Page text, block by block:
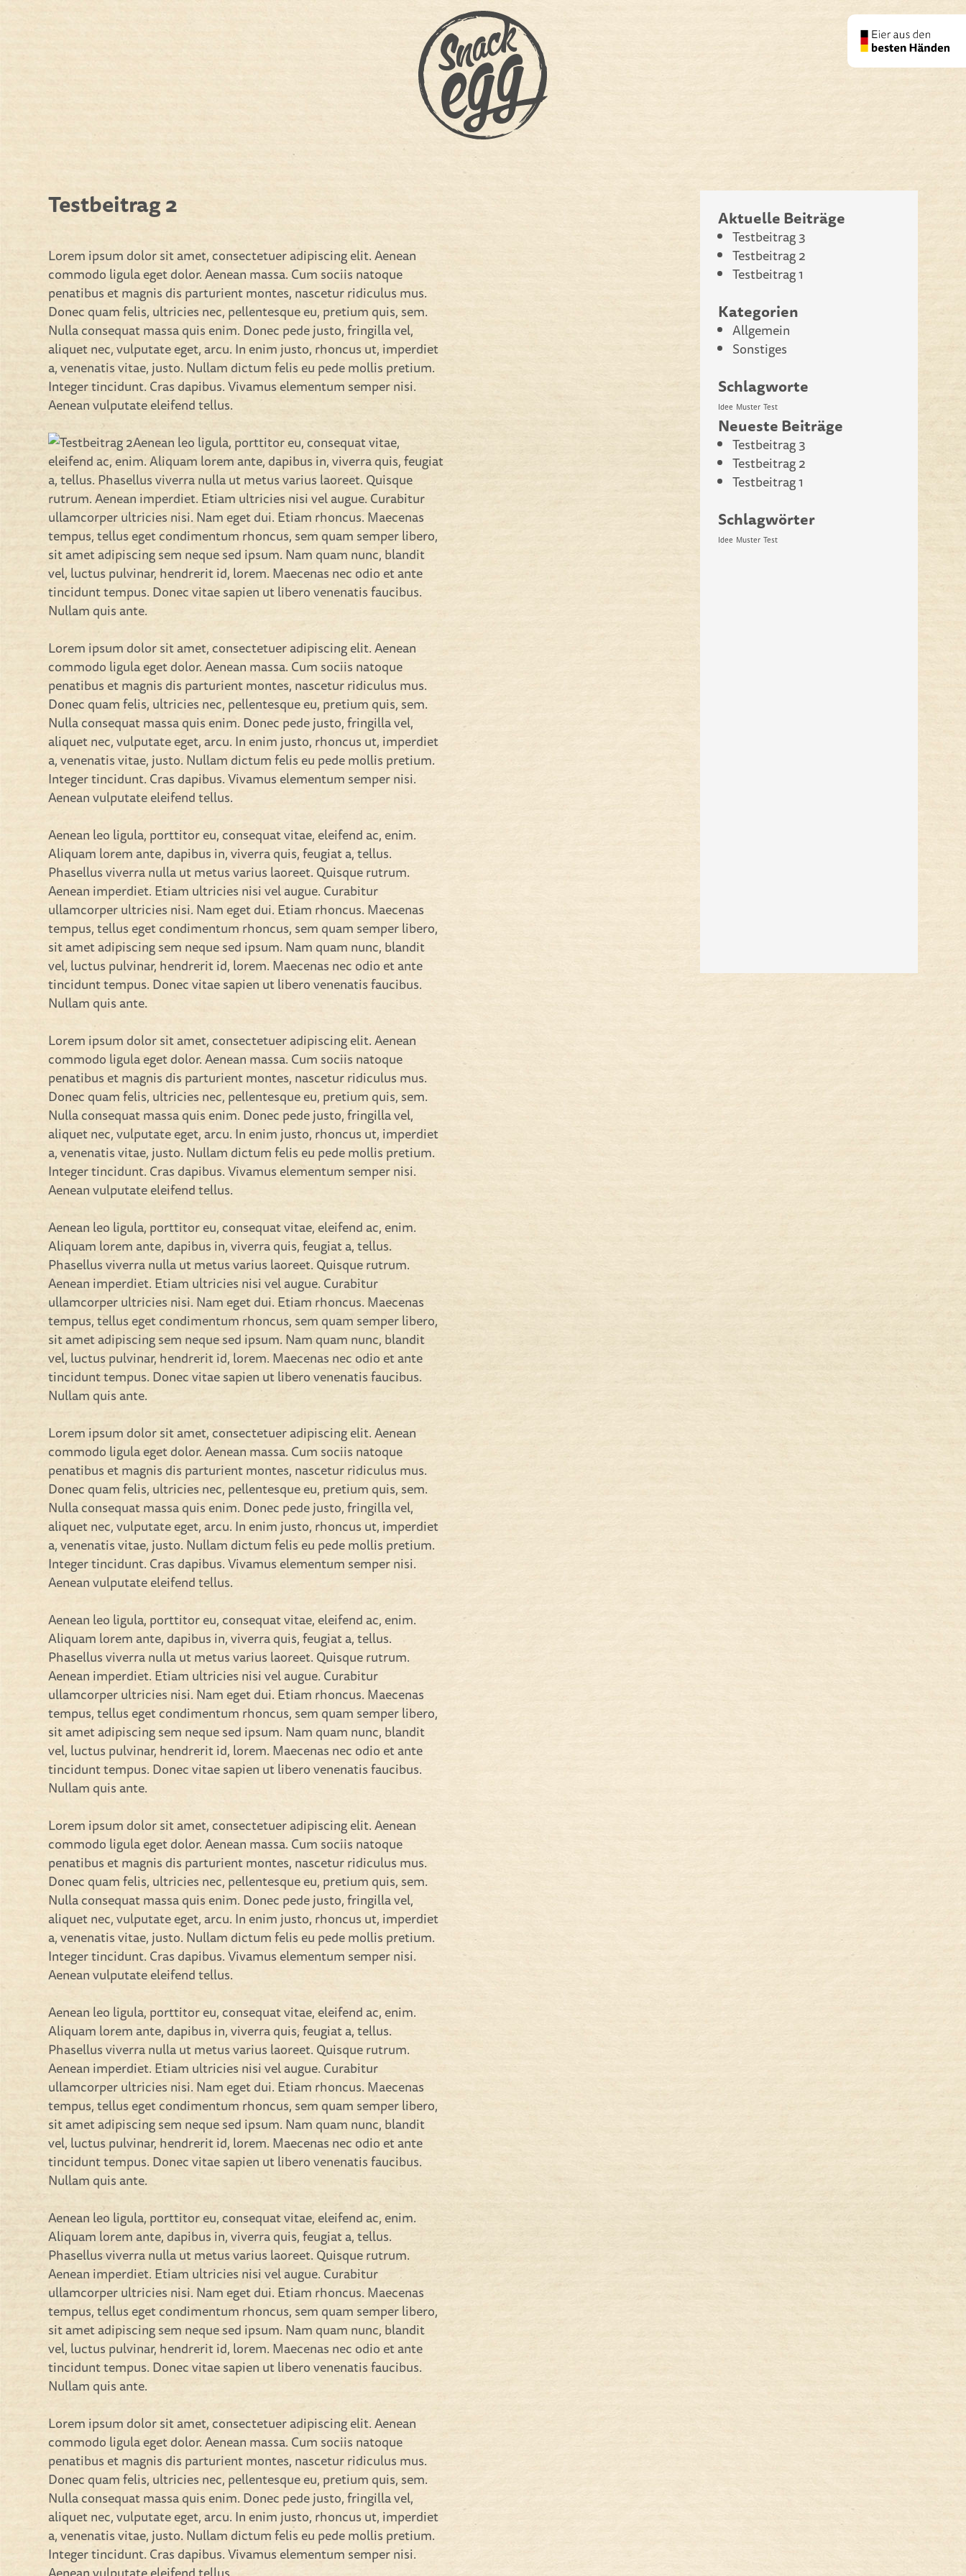
Testbeitrag 2
Lorem ipsum dolor sit amet, consectetuer adipiscing elit. Aenean
commodo ligula eget dolor. Aenean massa. Cum sociis natoque
penatibus et magnis dis parturient montes, nascetur ridiculus mus.
Donec quam felis, ultricies nec, pellentesque eu, pretium quis, sem.
Nulla consequat massa quis enim. Donec pede justo, fringilla vel,
aliquet nec, vulputate eget, arcu. In enim justo, rhoncus ut, imperdiet
a, venenatis vitae, justo. Nullam dictum felis eu pede mollis pretium.
Integer tincidunt. Cras dapibus. Vivamus elementum semper nisi.
Aenean vulputate eleifend tellus.
Aenean leo ligula, porttitor eu, consequat vitae,
eleifend ac, enim. Aliquam lorem ante, dapibus in, viverra quis, feugiat
a, tellus. Phasellus viverra nulla ut metus varius laoreet. Quisque
rutrum. Aenean imperdiet. Etiam ultricies nisi vel augue. Curabitur
ullamcorper ultricies nisi. Nam eget dui. Etiam rhoncus. Maecenas
tempus, tellus eget condimentum rhoncus, sem quam semper libero,
sit amet adipiscing sem neque sed ipsum. Nam quam nunc, blandit
vel, luctus pulvinar, hendrerit id, lorem. Maecenas nec odio et ante
tincidunt tempus. Donec vitae sapien ut libero venenatis faucibus.
Nullam quis ante.
Lorem ipsum dolor sit amet, consectetuer adipiscing elit. Aenean
commodo ligula eget dolor. Aenean massa. Cum sociis natoque
penatibus et magnis dis parturient montes, nascetur ridiculus mus.
Donec quam felis, ultricies nec, pellentesque eu, pretium quis, sem.
Nulla consequat massa quis enim. Donec pede justo, fringilla vel,
aliquet nec, vulputate eget, arcu. In enim justo, rhoncus ut, imperdiet
a, venenatis vitae, justo. Nullam dictum felis eu pede mollis pretium.
Integer tincidunt. Cras dapibus. Vivamus elementum semper nisi.
Aenean vulputate eleifend tellus.
Aenean leo ligula, porttitor eu, consequat vitae, eleifend ac, enim.
Aliquam lorem ante, dapibus in, viverra quis, feugiat a, tellus.
Phasellus viverra nulla ut metus varius laoreet. Quisque rutrum.
Aenean imperdiet. Etiam ultricies nisi vel augue. Curabitur
ullamcorper ultricies nisi. Nam eget dui. Etiam rhoncus. Maecenas
tempus, tellus eget condimentum rhoncus, sem quam semper libero,
sit amet adipiscing sem neque sed ipsum. Nam quam nunc, blandit
vel, luctus pulvinar, hendrerit id, lorem. Maecenas nec odio et ante
tincidunt tempus. Donec vitae sapien ut libero venenatis faucibus.
Nullam quis ante.
Lorem ipsum dolor sit amet, consectetuer adipiscing elit. Aenean
commodo ligula eget dolor. Aenean massa. Cum sociis natoque
penatibus et magnis dis parturient montes, nascetur ridiculus mus.
Donec quam felis, ultricies nec, pellentesque eu, pretium quis, sem.
Nulla consequat massa quis enim. Donec pede justo, fringilla vel,
aliquet nec, vulputate eget, arcu. In enim justo, rhoncus ut, imperdiet
a, venenatis vitae, justo. Nullam dictum felis eu pede mollis pretium.
Integer tincidunt. Cras dapibus. Vivamus elementum semper nisi.
Aenean vulputate eleifend tellus.
Aenean leo ligula, porttitor eu, consequat vitae, eleifend ac, enim.
Aliquam lorem ante, dapibus in, viverra quis, feugiat a, tellus.
Phasellus viverra nulla ut metus varius laoreet. Quisque rutrum.
Aenean imperdiet. Etiam ultricies nisi vel augue. Curabitur
ullamcorper ultricies nisi. Nam eget dui. Etiam rhoncus. Maecenas
tempus, tellus eget condimentum rhoncus, sem quam semper libero,
sit amet adipiscing sem neque sed ipsum. Nam quam nunc, blandit
vel, luctus pulvinar, hendrerit id, lorem. Maecenas nec odio et ante
tincidunt tempus. Donec vitae sapien ut libero venenatis faucibus.
Nullam quis ante.
Lorem ipsum dolor sit amet, consectetuer adipiscing elit. Aenean
commodo ligula eget dolor. Aenean massa. Cum sociis natoque
penatibus et magnis dis parturient montes, nascetur ridiculus mus.
Donec quam felis, ultricies nec, pellentesque eu, pretium quis, sem.
Nulla consequat massa quis enim. Donec pede justo, fringilla vel,
aliquet nec, vulputate eget, arcu. In enim justo, rhoncus ut, imperdiet
a, venenatis vitae, justo. Nullam dictum felis eu pede mollis pretium.
Integer tincidunt. Cras dapibus. Vivamus elementum semper nisi.
Aenean vulputate eleifend tellus.
Aenean leo ligula, porttitor eu, consequat vitae, eleifend ac, enim.
Aliquam lorem ante, dapibus in, viverra quis, feugiat a, tellus.
Phasellus viverra nulla ut metus varius laoreet. Quisque rutrum.
Aenean imperdiet. Etiam ultricies nisi vel augue. Curabitur
ullamcorper ultricies nisi. Nam eget dui. Etiam rhoncus. Maecenas
tempus, tellus eget condimentum rhoncus, sem quam semper libero,
sit amet adipiscing sem neque sed ipsum. Nam quam nunc, blandit
vel, luctus pulvinar, hendrerit id, lorem. Maecenas nec odio et ante
tincidunt tempus. Donec vitae sapien ut libero venenatis faucibus.
Nullam quis ante.
Lorem ipsum dolor sit amet, consectetuer adipiscing elit. Aenean
commodo ligula eget dolor. Aenean massa. Cum sociis natoque
penatibus et magnis dis parturient montes, nascetur ridiculus mus.
Donec quam felis, ultricies nec, pellentesque eu, pretium quis, sem.
Nulla consequat massa quis enim. Donec pede justo, fringilla vel,
aliquet nec, vulputate eget, arcu. In enim justo, rhoncus ut, imperdiet
a, venenatis vitae, justo. Nullam dictum felis eu pede mollis pretium.
Integer tincidunt. Cras dapibus. Vivamus elementum semper nisi.
Aenean vulputate eleifend tellus.
Aenean leo ligula, porttitor eu, consequat vitae, eleifend ac, enim.
Aliquam lorem ante, dapibus in, viverra quis, feugiat a, tellus.
Phasellus viverra nulla ut metus varius laoreet. Quisque rutrum.
Aenean imperdiet. Etiam ultricies nisi vel augue. Curabitur
ullamcorper ultricies nisi. Nam eget dui. Etiam rhoncus. Maecenas
tempus, tellus eget condimentum rhoncus, sem quam semper libero,
sit amet adipiscing sem neque sed ipsum. Nam quam nunc, blandit
vel, luctus pulvinar, hendrerit id, lorem. Maecenas nec odio et ante
tincidunt tempus. Donec vitae sapien ut libero venenatis faucibus.
Nullam quis ante.
Aenean leo ligula, porttitor eu, consequat vitae, eleifend ac, enim.
Aliquam lorem ante, dapibus in, viverra quis, feugiat a, tellus.
Phasellus viverra nulla ut metus varius laoreet. Quisque rutrum.
Aenean imperdiet. Etiam ultricies nisi vel augue. Curabitur
ullamcorper ultricies nisi. Nam eget dui. Etiam rhoncus. Maecenas
tempus, tellus eget condimentum rhoncus, sem quam semper libero,
sit amet adipiscing sem neque sed ipsum. Nam quam nunc, blandit
vel, luctus pulvinar, hendrerit id, lorem. Maecenas nec odio et ante
tincidunt tempus. Donec vitae sapien ut libero venenatis faucibus.
Nullam quis ante.
Lorem ipsum dolor sit amet, consectetuer adipiscing elit. Aenean
commodo ligula eget dolor. Aenean massa. Cum sociis natoque
penatibus et magnis dis parturient montes, nascetur ridiculus mus.
Donec quam felis, ultricies nec, pellentesque eu, pretium quis, sem.
Nulla consequat massa quis enim. Donec pede justo, fringilla vel,
aliquet nec, vulputate eget, arcu. In enim justo, rhoncus ut, imperdiet
a, venenatis vitae, justo. Nullam dictum felis eu pede mollis pretium.
Integer tincidunt. Cras dapibus. Vivamus elementum semper nisi.
Aktuelle Beiträge
Testbeitrag 3
Testbeitrag 2
Testbeitrag 1
Kategorien
Allgemein
Sonstiges
Schlagworte
Idee Muster Test
Neueste Beiträge
Testbeitrag 3
Testbeitrag 2
Testbeitrag 1
Schlagwörter
Idee Muster Test